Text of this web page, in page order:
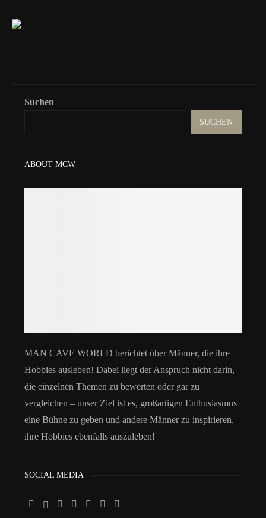
Suchen
SUCHEN
ABOUT MCW
MAN CAVE WORLD berichtet über Männer, die ihre
Hobbies ausleben! Dabei liegt der Anspruch nicht darin,
die einzelnen Themen zu bewerten oder gar zu
vergleichen – unser Ziel ist es, großartigen Enthusiasmus
eine Bühne zu geben und andere Männer zu inspirieren,
ihre Hobbies ebenfalls auszuleben!
SOCIAL MEDIA